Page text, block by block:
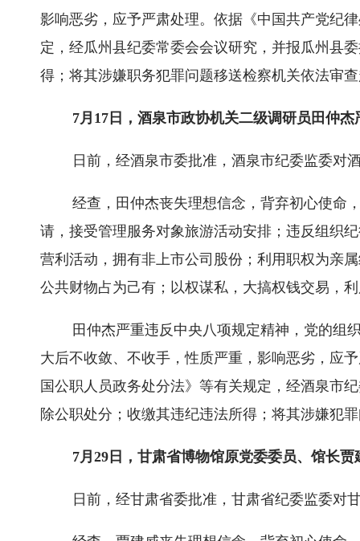
影响恶劣，应予严肃处理。依据《中国共产党纪
定，经瓜州县纪委常委会会议研究，并报瓜州县
得；将其涉嫌职务犯罪问题移送检察机关依法审
7月17日，酒泉市政协机关二级调研员田仲
日前，经酒泉市委批准，酒泉市纪委监委对
经查，田仲杰丧失理想信念，背弃初心使命
请，接受管理服务对象旅游活动安排；违反组织
营利活动，拥有非上市公司股份；利用职权为亲
公共财物占为己有；以权谋私，大搞权钱交易，
田仲杰严重违反中央八项规定精神，党的组
大后不收敛、不收手，性质严重，影响恶劣，应
国公职人员政务处分法》等有关规定，经酒泉市
除公职处分；收缴其违纪违法所得；将其涉嫌犯
7月29日，甘肃省博物馆原党委委员、馆长
日前，经甘肃省委批准，甘肃省纪委监委对